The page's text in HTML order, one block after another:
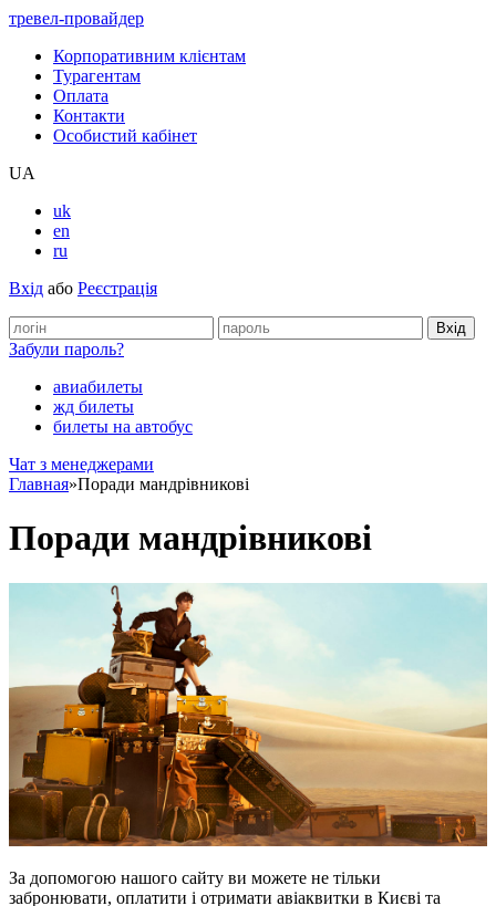
тревел-провайдер
Корпоративним клієнтам
Турагентам
Оплата
Контакти
Особистий кабінет
UA
uk
en
ru
Вхід або Реєстрація
Забули пароль?
авиабилеты
жд билеты
билеты на автобус
Чат з менеджерами
Главная»Поради мандрівникові
Поради мандрівникові
За допомогою нашого сайту ви можете не тільки
забронювати, оплатити і отримати авіаквитки в Києві та